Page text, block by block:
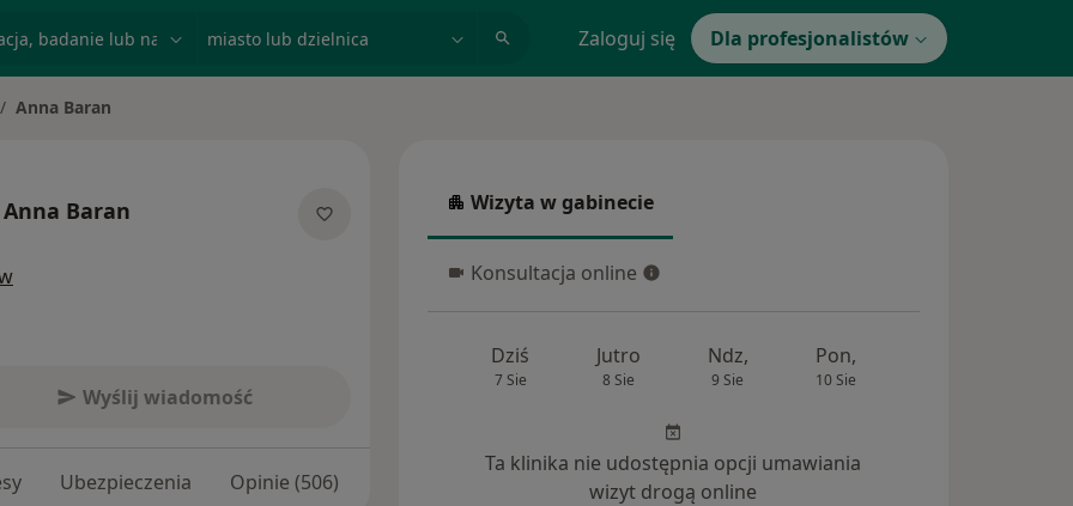
Zaloguj się Dla profesjonalistów
miasto
Anna Baran
Anna Baran
Wyślij wiadomość
Ubezpieczenia Opinie (506)
Wizyta w gabinecie
Wizyta w gabinecie
Konsultacja online
Konsultacja online
Dziś
7 Sie
Jutro
8 Sie
Ndz,
9 Sie
Pon,
10 Sie
Ta klinika nie udostępnia opcji umawiania
wizyt drogą online